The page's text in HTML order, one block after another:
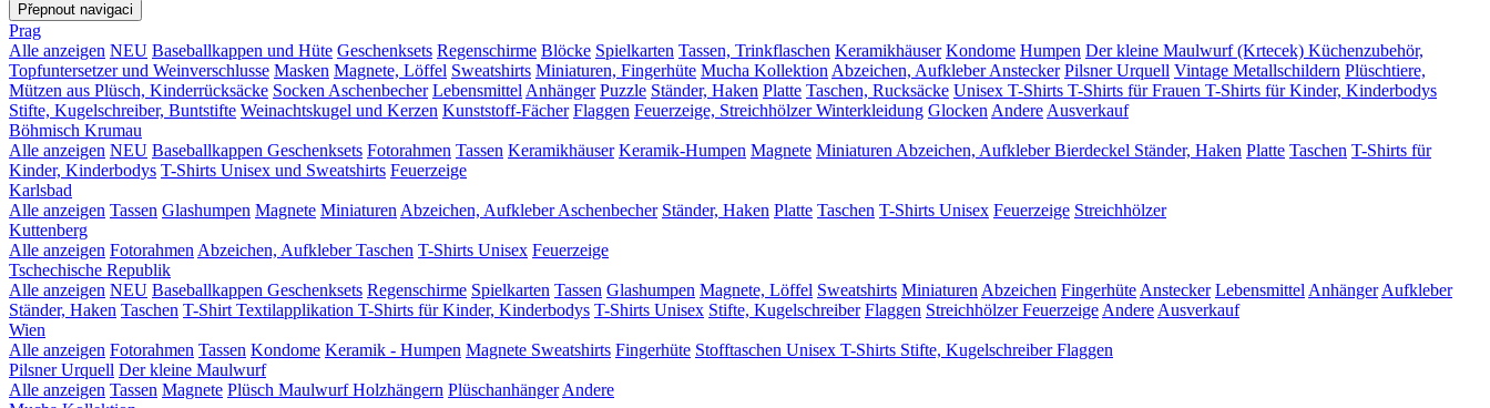
Přepnout navigaci
Prag
Alle anzeigen NEU Baseballkappen und Hüte Geschenksets Regenschirme Blöcke Spielkarten Tassen, Trinkflaschen Keramikhäuser Kondome Humpen Der kleine Maulwurf (Krtecek) Küchenzubehör,
Topfuntersetzer und Weinverschlusse Masken Magnete, Löffel Sweatshirts Miniaturen, Fingerhüte Mucha Kollektion Abzeichen, AufkleberAnstecker Pilsner Urquell Vintage Metallschildern Plüschtiere,
Mützen aus Plüsch, Kinderrücksäcke Socken Aschenbecher Lebensmittel Anhänger Puzzle Ständer, Haken Platte Taschen, Rucksäcke Unisex T-Shirts T-Shirts für Frauen T-Shirts für Kinder, Kinderbodys
Stifte, Kugelschreiber, Buntstifte Weinachtskugel und Kerzen Kunststoff-Fächer Flaggen Feuerzeige, StreichhölzerWinterkleidung Glocken Andere Ausverkauf
Böhmisch Krumau
Alle anzeigen NEU Baseballkappen Geschenksets Fotorahmen Tassen Keramikhäuser Keramik-Humpen Magnete Miniaturen Abzeichen, AufkleberBierdeckel Ständer, Haken Platte Taschen T-Shirts für
Kinder, Kinderbodys T-Shirts Unisex und Sweatshirts Feuerzeige
Karlsbad
Alle anzeigen Tassen Glashumpen Magnete Miniaturen Abzeichen, AufkleberAschenbecher Ständer, Haken Platte Taschen T-Shirts Unisex Feuerzeige Streichhölzer
Kuttenberg
Alle anzeigen Fotorahmen Abzeichen, AufkleberTaschen T-Shirts Unisex Feuerzeige
Tschechische Republik
Alle anzeigen NEU Baseballkappen Geschenksets Regenschirme Spielkarten Tassen Glashumpen Magnete, Löffel Sweatshirts Miniaturen Abzeichen Fingerhüte Anstecker Lebensmittel Anhänger Aufkleber
Ständer, Haken Taschen T-Shirt Textilapplikation T-Shirts für Kinder, Kinderbodys T-Shirts Unisex Stifte, Kugelschreiber Flaggen StreichhölzerFeuerzeige Andere Ausverkauf
Wien
Alle anzeigen Fotorahmen Tassen Kondome Keramik - Humpen Magnete Sweatshirts Fingerhüte Stofftaschen Unisex T-Shirts Stifte, KugelschreiberFlaggen
Pilsner Urquell Der kleine Maulwurf
Alle anzeigen Tassen Magnete Plüsch MaulwurfHolzhängern Plüschanhänger Andere